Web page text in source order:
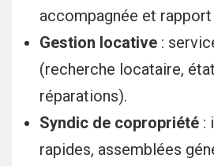
accompagnée et
Gestion locative :
(recherche locataire,
réparations).
Syndic de copropriété :
rapides, assemblées